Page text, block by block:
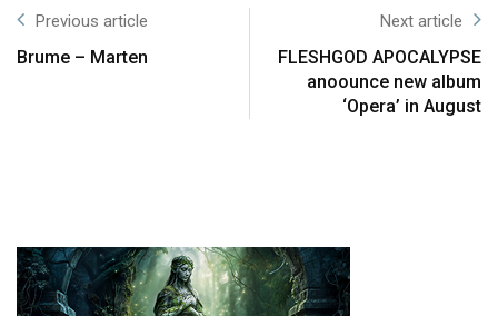
Previous article
Brume – Marten
Next article
FLESHGOD APOCALYPSE
anoounce new album
‘Opera’ in August